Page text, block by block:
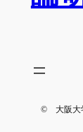
© 大阪大